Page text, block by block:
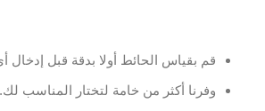
قم بقياس الحائط أولا بدقة قبل إدخال
وفرنا أكثر من خامة لتختار المناسب لك.